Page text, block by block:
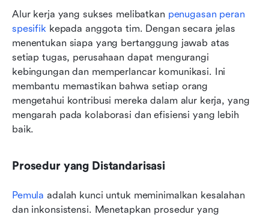
Alur kerja yang sukses melibatkan penugasan peran
spesifik kepada anggota tim. Dengan secara jelas
menentukan siapa yang bertanggung jawab atas
setiap tugas, perusahaan dapat mengurangi
kebingungan dan memperlancar komunikasi. Ini
membantu memastikan bahwa setiap orang
mengetahui kontribusi mereka dalam alur kerja, yang
mengarah pada kolaborasi dan efisiensi yang lebih
baik.
Prosedur yang Distandarisasi
Pemula adalah kunci untuk meminimalkan kesalahan
dan inkonsistensi. Menetapkan prosedur yang